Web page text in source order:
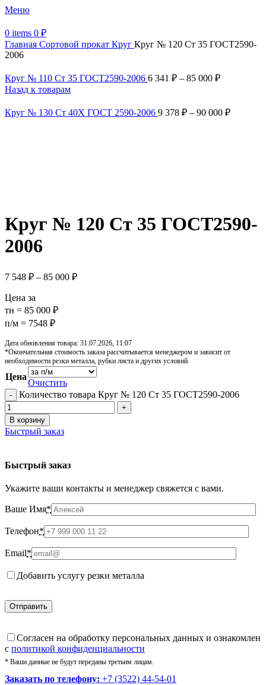
Меню
0 items 0 ₽
Главная Сортовой прокат Круг Круг № 120 Ст 35 ГОСТ2590-
2006
Круг № 110 Ст 35 ГОСТ2590-2006 6 341 ₽ – 85 000 ₽
Назад к товарам
Круг № 130 Ст 40Х ГОСТ 2590-2006 9 378 ₽ – 90 000 ₽
Круг № 120 Ст 35 ГОСТ2590-
2006
7 548 ₽ – 85 000 ₽
Цена за
тн = 85 000 ₽
п/м = 7548 ₽
Дата обновления товара: 31.07.2026, 11:07
*Окончательная стоимость заказа рассчитывается менеджером и зависит от
необходимости резки металла, рубки листа и других условий.
Цена
Очистить
Количество товара Круг № 120 Ст 35 ГОСТ2590-2006
В корзину
Быстрый заказ
Быстрый заказ
Укажите ваши контакты и менеджер свяжется с вами.
Ваше Имя*
Телефон*
Email*
Добавить услугу резки металла
Cогласен на обработку персональных данных и ознакомлен
с политикой конфиденциальности
* Ваши данные не будут переданы третьим лицам.
Заказать по телефону: +7 (3522) 44-54-01